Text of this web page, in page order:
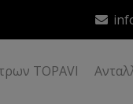
TOPAVI